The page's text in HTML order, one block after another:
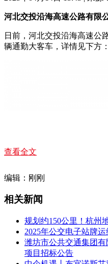
河北交投沿海高速公路有限
日前，河北交投沿海高速公
辆通勤大客车，详情见下方：
查看全文
编辑：刚刚
相关新闻
规划约150公里！杭州
2025年公交电子站牌
潍坊市公共交通集团
项目招标公告